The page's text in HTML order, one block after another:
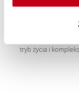
najlepszym
tryb życia i